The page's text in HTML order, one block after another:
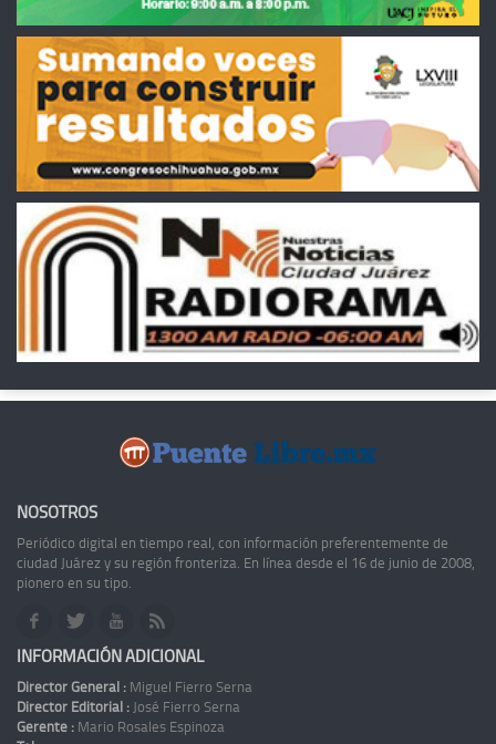
NOSOTROS
Periódico digital en tiempo real, con información preferentemente de
ciudad Juárez y su región fronteriza. En línea desde el 16 de junio de 2008,
pionero en su tipo.
INFORMACIÓN ADICIONAL
Director General : Miguel Fierro Serna
Director Editorial : José Fierro Serna
Gerente : Mario Rosales Espinoza